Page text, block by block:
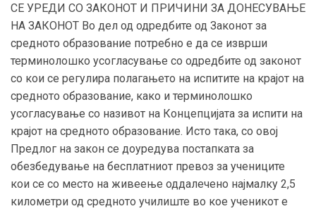
СЕ УРЕДИ СО ЗАКОНОТ И ПРИЧИНИ ЗА ДОНЕСУВАЊЕ
НА ЗАКОНОТ Во дел од одредбите од Законот за
средното образование потребно е да се изврши
терминолошко усогласување со одредбите од законот
со кои се регулира полагањето на испитите на крајот на
средното образование, како и терминолошко
усогласување со називот на Концепцијата за испити на
крајот на средното образование. Исто така, со овој
Предлог на закон се доуредува постапката за
обезбедување на бесплатниот превоз за учениците
кои се со место на живеење оддалечено најмалку 2,5
километри од средното училиште во кое ученикот е